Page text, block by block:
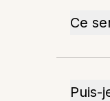
Ce
Puis-